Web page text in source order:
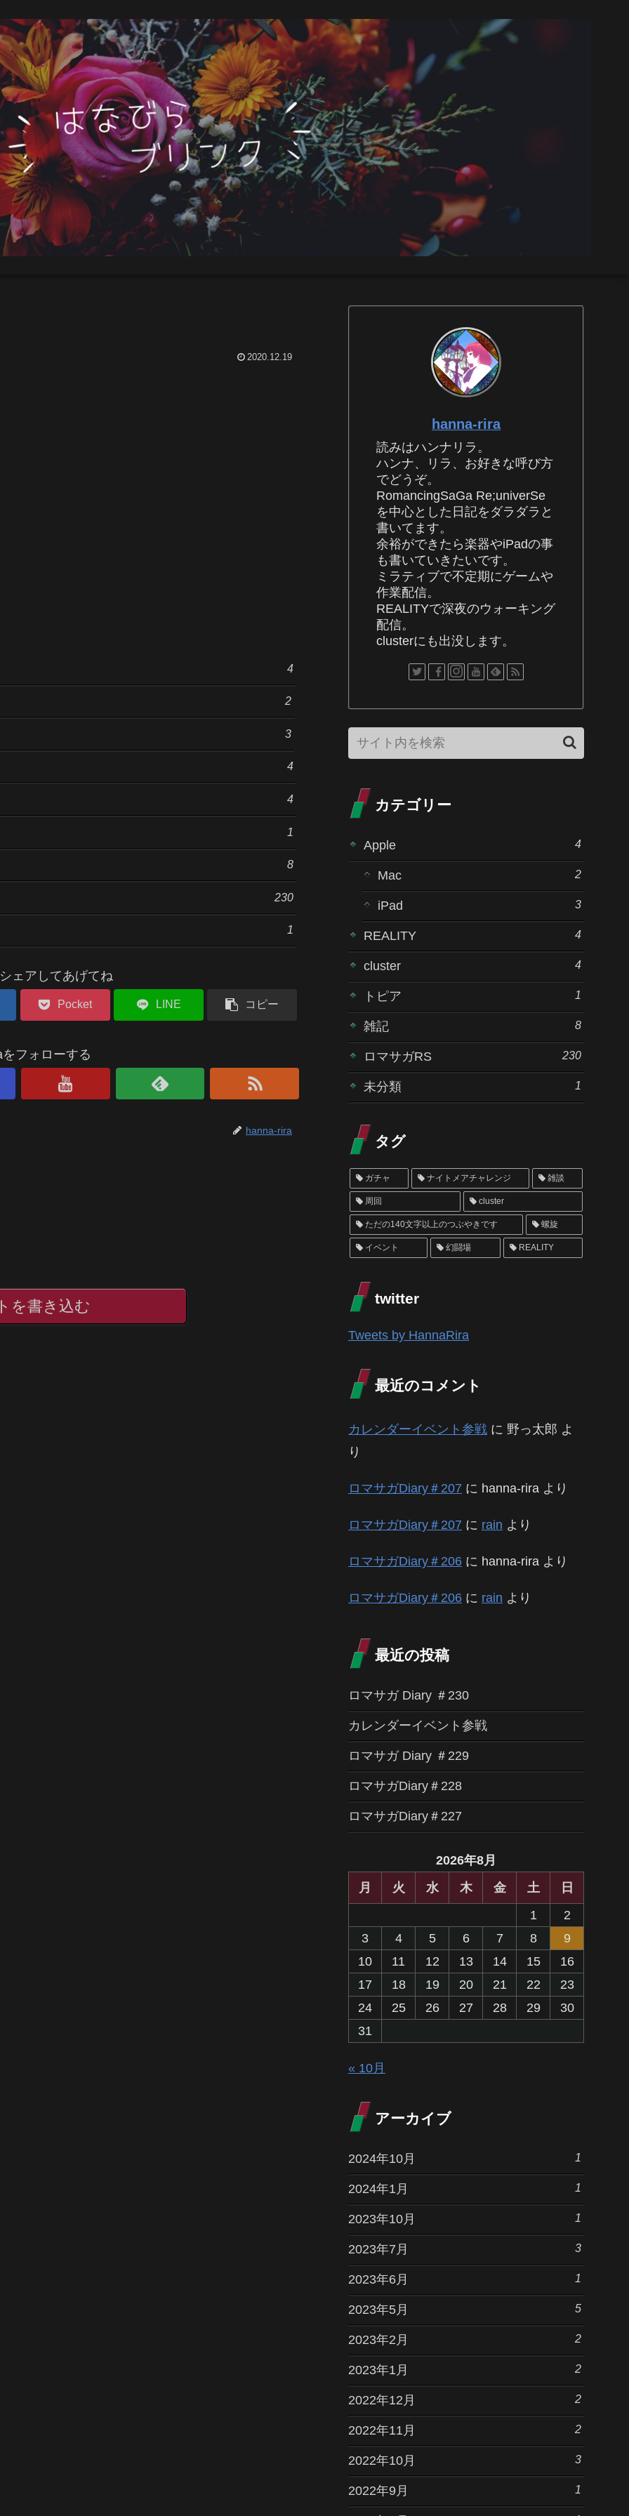
2020.12.19
4
2
3
4
4
1
8
230
1
ェアしてあげてね
Pocket LINE コピー
フォローする
hanna-rira
を書き込む
hanna-rira
読みはハンナリラ。
ハンナ、リラ、お好きな呼び方
でどうぞ。
RomancingSaGa Re;univerSe
を中心とした日記をダラダラと
書いてます。
余裕ができたら楽器やiPadの事
も書いていきたいです。
ミラティブで不定期にゲームや
作業配信。
REALITYで深夜のウォーキング
配信。
clusterにも出没します。
カテゴリー
Apple 4
Mac 2
iPad 3
REALITY 4
cluster 4
トピア 1
雑記 8
ロマサガRS 230
未分類 1
タグ
ガチャ ナイトメアチャレンジ 雑談
周回 cluster
ただの140文字以上のつぶやきです 螺旋
イベント 幻闘場 REALITY
twitter
Tweets by HannaRira
最近のコメント
カレンダーイベント参戦 に 野っ太郎 よ
り
ロマサガDiary＃207 に hanna-rira より
ロマサガDiary＃207 に rain より
ロマサガDiary＃206 に hanna-rira より
ロマサガDiary＃206 に rain より
最近の投稿
ロマサガ Diary ＃230
カレンダーイベント参戦
ロマサガ Diary ＃229
ロマサガDiary＃228
ロマサガDiary＃227
2026年8月
月
火 水 木 金 土
日
1
2
3
4 5 6 7 8
9
10
11 12 13 14 15
16
17
18 19 20 21 22
23
24
25 26 27 28 29
30
31
« 10月
アーカイブ
2024年10月 1
2024年1月 1
2023年10月 1
2023年7月 3
2023年6月 1
2023年5月 5
2023年2月 2
2023年1月 2
2022年12月 2
2022年11月 2
2022年10月 3
2022年9月 1